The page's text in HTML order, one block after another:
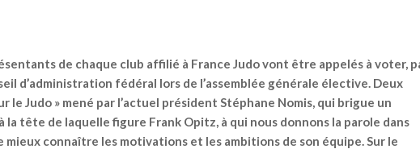
de chaque club affilié à France Judo vont être appelés à voter,
d’administration fédéral lors de l’assemblée générale élective. Deux
le Judo » mené par l’actuel président Stéphane Nomis, qui brigue un
la tête de laquelle figure Frank Opitz, à qui nous donnons la parole dans
connaître les motivations et les ambitions de son équipe. Sur le